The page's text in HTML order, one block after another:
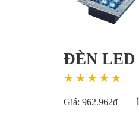
ĐÈN LED
Giá: 962.962đ